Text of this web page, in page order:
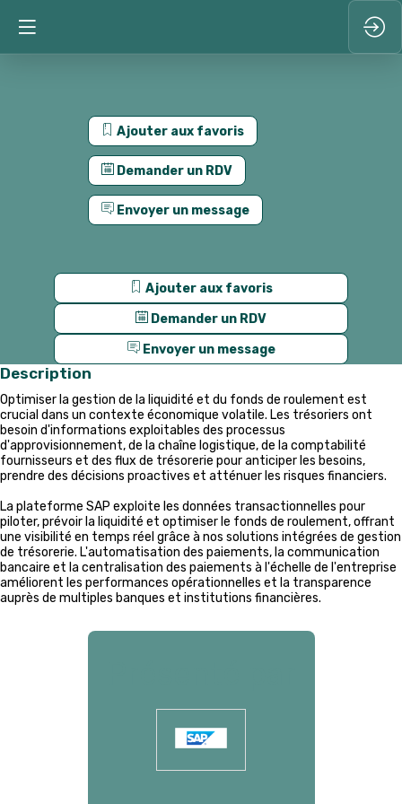
Ajouter aux favoris
Demander un RDV
Envoyer un message
Ajouter aux favoris
Demander un RDV
Envoyer un message
Description
Optimiser la gestion de la liquidité et du fonds de roulement est
crucial dans un contexte économique volatile. Les trésoriers ont
besoin d'informations exploitables des processus
d'approvisionnement, de la chaîne logistique, de la comptabilité
fournisseurs et des flux de trésorerie pour anticiper les besoins,
prendre des décisions proactives et atténuer les risques financiers.
La plateforme SAP exploite les données transactionnelles pour
piloter, prévoir la liquidité et optimiser le fonds de roulement, offrant
une visibilité en temps réel grâce à nos solutions intégrées de gestion
de trésorerie. L'automatisation des paiements, la communication
bancaire et la centralisation des paiements à l'échelle de l'entreprise
améliorent les performances opérationnelles et la transparence
auprès de multiples banques et institutions financières.